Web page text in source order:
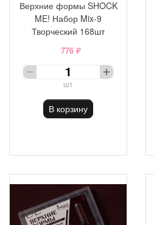
Верхние формы SHOCK
ME! Набор Mix-9
Творческий 168шт
776 ₽
шт
В корзину